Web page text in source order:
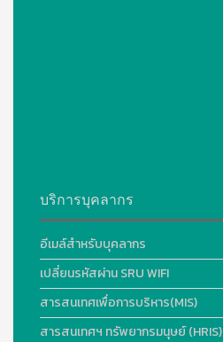
บริการบุคลากร
อีเมล์สำหรับบุคลากร
เปลี่ยนรหัสผ่าน SRU WIFI
สารสนเทศเพื่อการบริหาร(MIS)
สารสนเทศฯ ทรัพยากรมนุษย์ (HRIS)